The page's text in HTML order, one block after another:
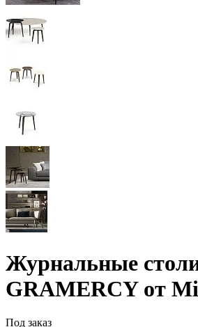
Журнальные
GRAMERCY от
Под заказ